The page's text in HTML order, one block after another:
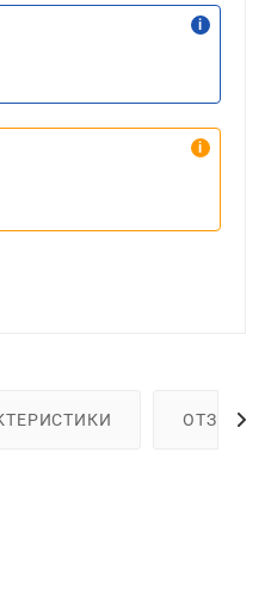
ОТЗЫВЫ